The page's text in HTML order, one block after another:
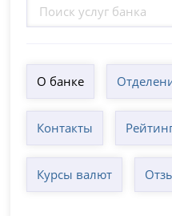
О банке
Контакты
Курсы валют